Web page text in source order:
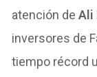
atención deAli
inversores de
tiempo récord